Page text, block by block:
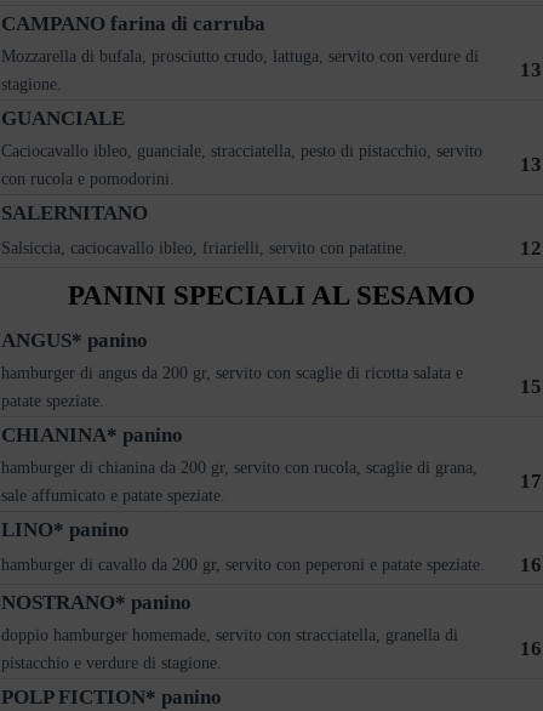
CAMPANO farina di carruba
Mozzarella di bufala, prosciutto crudo, lattuga, servito con verdure di
stagione.
13
GUANCIALE
Caciocavallo ibleo, guanciale, stracciatella, pesto di pistacchio, servito
con rucola e pomodorini.
13
SALERNITANO
Salsiccia, caciocavallo ibleo, friarielli, servito con patatine. 12
PANINI SPECIALI AL SESAMO
ANGUS* panino
hamburger di angus da 200 gr, servito con scaglie di ricotta salata e
patate speziate.
15
CHIANINA* panino
hamburger di chianina da 200 gr, servito con rucola, scaglie di grana,
sale affumicato e patate speziate.
17
LINO* panino
hamburger di cavallo da 200 gr, servito con peperoni e patate speziate.
16
NOSTRANO* panino
doppio hamburger homemade, servito con stracciatella, granella di
pistacchio e verdure di stagione.
16
POLP FICTION* panino